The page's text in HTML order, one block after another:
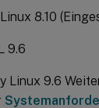
8.10
9.6
Linux 9.6